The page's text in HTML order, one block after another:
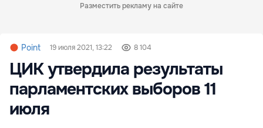
Разместить рекламу на сайте
Point 19 июля 2021, 13:22 8 104
ЦИК утвердила результаты
парламентских выборов 11
июля